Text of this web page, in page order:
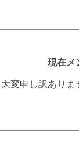
現在メ
大変申し訳あり